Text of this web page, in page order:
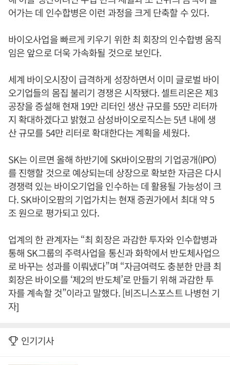
어가는 데 인수합병은 이런 과정을 크게 단축할 수 있다.
바이오사업을 빠르게 키우기 위한 최 회장의 인수합병 움직
임은 앞으로 더욱 가속화될 것으로 보인다.
세계 바이오시장이 급격하게 성장하면서 이미 글로벌 바이
오기업들의 몸집 불리기 경쟁은 시작됐다. 셀트리온은 제3
공장을 증설해 현재 19만 리터인 생산 규모를 55만 리터까
지 확대하겠다고 밝혔고 삼성바이오로직스는 5년 내에 생
산 규모를 54만 리터로 확대한다는 계획을 세웠다.
SK는 이르면 올해 하반기에 SK바이오팜의 기업공개(IPO)
를 진행할 것으로 예상되는데 상장으로 확보한 자금은 다시
경쟁력 있는 바이오기업을 인수하는 데 활용될 가능성이 크
다. SK바이오팜의 기업가치는 현재 증권가에서 최대 약 5
조 원으로 평가되고 있다.
업계의 한 관계자는 “최 회장은 과감한 투자와 인수합병과
통해 SK그룹의 주력사업을 통신과 화학에서 반도체사업으
로 바꾸는 성과를 이뤄냈다”며 “자금여력도 충분한 만큼 최
회장은 바이오를 ‘제2의 반도체’로 만들기 위해 과감한 투
자를 계속할 것”이라고 말했다. [비즈니스포스트 나병현 기
자]
인기기사